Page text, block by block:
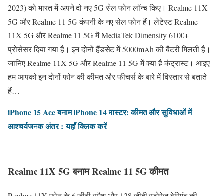
2023) को भारत में अपने दो नए 5G सेल फोन लॉन्च किए। Realme 11X
5G और Realme 11 5G कंपनी के नए सेल फोन हैं। लेटेस्ट Realme
11X 5G और Realme 11 5G में MediaTek Dimensity 6100+
प्रोसेसर दिया गया है। इन दोनों हैंडसेट में 5000mAh की बैटरी मिलती है।
जानिए Realme 11X 5G और Realme 11 5G में क्या है कंट्रास्ट। आइए
हम आपको इन दोनों फोन की कीमत और फीचर्स के बारे में विस्तार से बताते
हैं…
iPhone 15 Ace बनाम iPhone 14 मास्टर: कीमत और सुविधाओं में
आश्चर्यजनक अंतर : यहाँ क्लिक करें
Realme 11X 5G बनाम Realme 11 5G कीमत